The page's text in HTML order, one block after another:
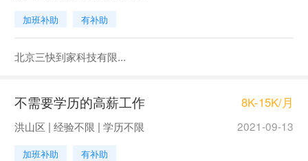
加班补助 有补助
北京三快到家科技有限...
不需要学历的高薪工作 8K-15K/月
洪山区 | 经验不限 | 学历不限 2021-09-13
加班补助 有补助